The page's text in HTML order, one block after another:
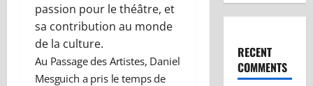
passion pour le théâtre, et
sa contribution au monde
de la culture.
Au Passage des Artistes, Daniel
Mesguich a pris le temps de
RECENT
COMMENTS